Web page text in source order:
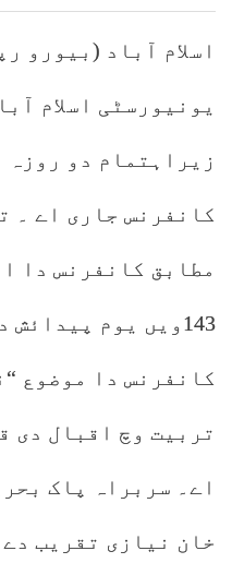
اسلام آباد (بیورو
یونیورسٹی اسلام
زیراہتمام دو روزہ
کانفرنس جاری اے ۔
مطابق کانفرنس دا
143ویں یوم
کانفرنس دا موضوع
تربیت وچ اقبال دی
اے۔ سربراہ پاک
خان نیازی تقریب